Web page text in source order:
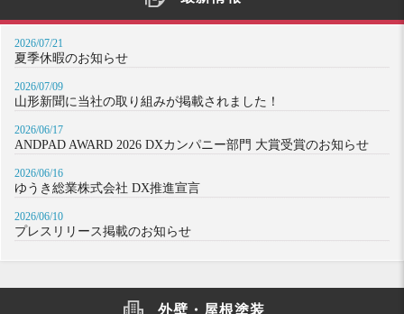
2026/07/21
夏季休暇のお知らせ
2026/07/09
山形新聞に当社の取り組みが掲載されました！
2026/06/17
ANDPAD AWARD 2026 DXカンパニー部門 大賞受賞のお知らせ
2026/06/16
ゆうき総業株式会社 DX推進宣言
2026/06/10
プレスリリース掲載のお知らせ
外壁・屋根塗装